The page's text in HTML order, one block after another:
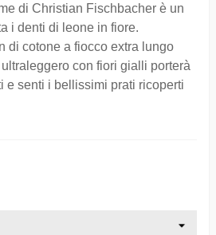
di Christian Fischbacher è un
i denti di leone in fiore.
di cotone a fiocco extra lungo
con fiori gialli porterà
e senti i bellissimi prati ricoperti